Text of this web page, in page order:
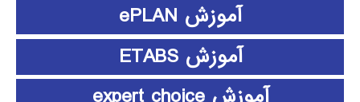
آموزش ePLAN
آموزش ETABS